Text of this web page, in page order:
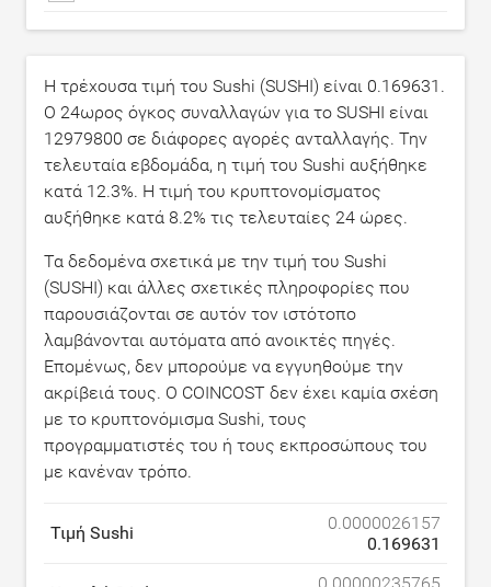
Η τρέχουσα τιμή του Sushi (SUSHI) είναι 0.169631 .
Ο 24ωρος όγκος συναλλαγών για το SUSHI είναι
12979800 σε διάφορες αγορές ανταλλαγής. Την
τελευταία εβδομάδα, η τιμή του Sushi αυξήθηκε
κατά 12.3%. Η τιμή του κρυπτονομίσματος
αυξήθηκε κατά 8.2% τις τελευταίες 24 ώρες.
Τα δεδομένα σχετικά με την τιμή του Sushi
(SUSHI) και άλλες σχετικές πληροφορίες που
παρουσιάζονται σε αυτόν τον ιστότοπο
λαμβάνονται αυτόματα από ανοικτές πηγές.
Επομένως, δεν μπορούμε να εγγυηθούμε την
ακρίβειά τους. Ο COINCOST δεν έχει καμία σχέση
με το κρυπτονόμισμα Sushi, τους
προγραμματιστές του ή τους εκπροσώπους του
με κανέναν τρόπο.
Τιμή Sushi
0.0000026157
0.169631
0.00000235765